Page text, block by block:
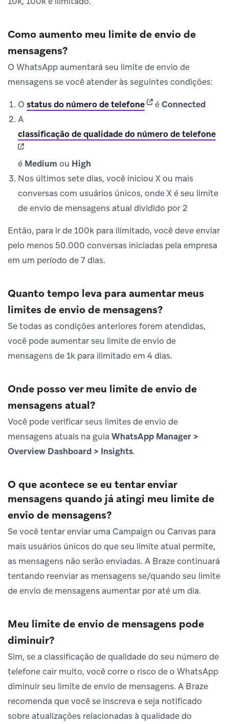
Como aumento meu limite de envio de
mensagens?
O WhatsApp aumentará seu limite de envio de
mensagens se você atender às seguintes condições:
O status do número de telefone(opens in new tab)
éConnected
A
classificação de qualidade do número de telefone
é Medium ou High
Nos últimos sete dias, você iniciou X ou mais
conversas com usuários únicos, onde X é seu limite
de envio de mensagens atual dividido por 2
Então, para ir de 100k para ilimitado, você deve enviar
pelo menos 50.000 conversas iniciadas pela empresa
em um período de 7 dias.
Quanto tempo leva para aumentar meus
limites de envio de mensagens?
Se todas as condições anteriores forem atendidas,
você pode aumentar seu limite de envio de
mensagens de 1k para ilimitado em 4 dias.
Onde posso ver meu limite de envio de
mensagens atual?
Você pode verificar seus limites de envio de
mensagens atuais na guia WhatsApp Manager >
Overview Dashboard > Insights.
O que acontece se eu tentar enviar
mensagens quando já atingi meu limite de
envio de mensagens?
Se você tentar enviar uma Campaign ou Canvas para
mais usuários únicos do que seu limite atual permite,
as mensagens não serão enviadas. A Braze continuará
tentando reenviar as mensagens se/quando seu limite
de envio de mensagens aumentar por até um dia.
Meu limite de envio de mensagens pode
diminuir?
Sim, se a classificação de qualidade do seu número de
telefone cair muito, você corre o risco de o WhatsApp
diminuir seu limite de envio de mensagens. A Braze
recomenda que você se inscreva e seja notificado
sobre atualizações relacionadas à qualidade do